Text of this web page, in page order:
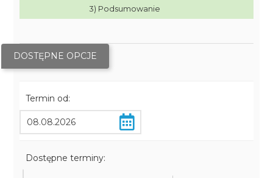
3) Podsumowanie
DOSTĘPNE OPCJE
Termin od:
Dostępne terminy: